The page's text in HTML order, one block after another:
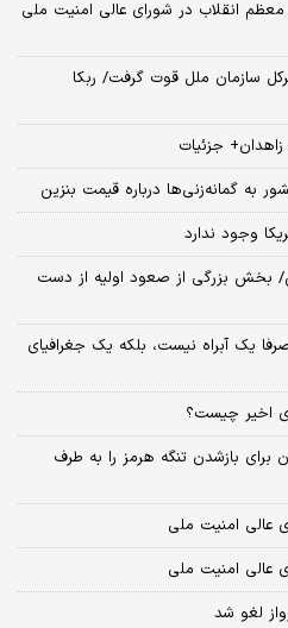
انقلاب در شورای عالی امنیت ملی
سازمان ملل قوت گرفت/ ربکا
جزئیات
به گمانه‌زنی‌ها درباره قیمت بنزین
وجود ندارد
بخش بزرگی از صعود اولیه از دست
یک آبراه نیست، بلکه یک جغرافیای
اخیر چیست؟
بازشدن تنگه هرمز را به طرف
عالی امنیت ملی
عالی امنیت ملی